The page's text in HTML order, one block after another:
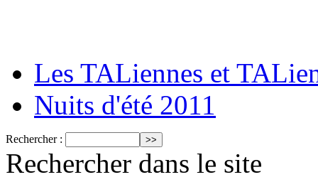
Les TALiennes et
Nuits d'été 2011
Rechercher :
Rechercher dans le site